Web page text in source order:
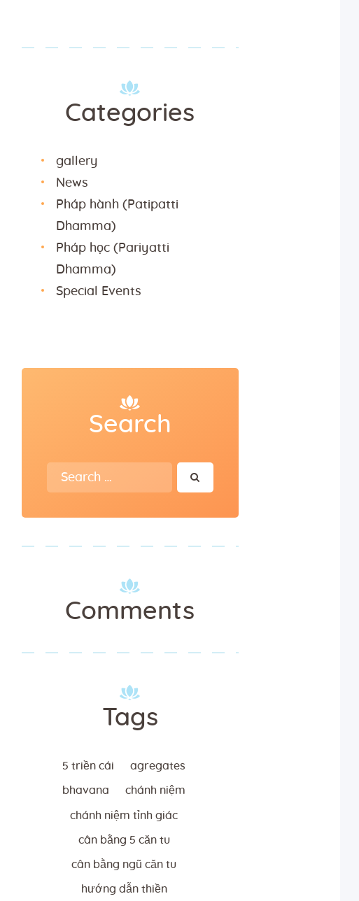
Categories
gallery
News
Pháp hành (Patipatti
Dhamma)
Pháp học (Pariyatti
Dhamma)
Special Events
Search
Search
for:
Comments
Tags
5 triền cái agregates
bhavana chánh niệm
chánh niệm tỉnh giác
cân bằng 5 căn tu
cân bằng ngũ căn tu
hướng dẫn thiền